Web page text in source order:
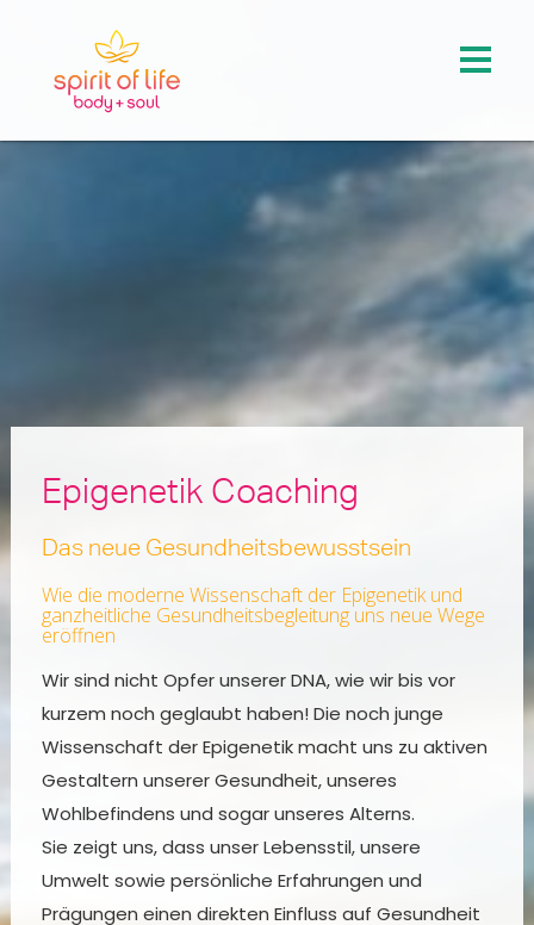
Epigenetik Coaching
Das neue Gesundheitsbewusstsein
Wie die moderne Wissenschaft der Epigenetik und
ganzheitliche Gesundheitsbegleitung uns neue Wege
eröffnen
Wir sind nicht Opfer unserer DNA, wie wir bis vor
kurzem noch geglaubt haben! Die noch junge
Wissenschaft der Epigenetik macht uns zu aktiven
Gestaltern unserer Gesundheit, unseres
Wohlbefindens und sogar unseres Alterns.
Sie zeigt uns, dass unser Lebensstil, unsere
Umwelt sowie persönliche Erfahrungen und
Prägungen einen direkten Einfluss auf Gesundheit